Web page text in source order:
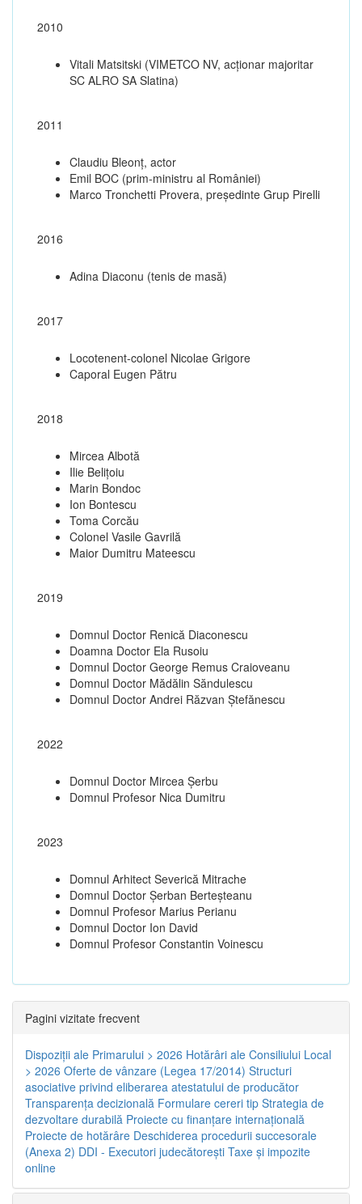
2010
Vitali Matsitski (VIMETCO NV, acționar majoritar
SC ALRO SA Slatina)
2011
Claudiu Bleonț, actor
Emil BOC (prim-ministru al României)
Marco Tronchetti Provera, președinte Grup Pirelli
2016
Adina Diaconu (tenis de masă)
2017
Locotenent-colonel Nicolae Grigore
Caporal Eugen Pătru
2018
Mircea Albotă
Ilie Belițoiu
Marin Bondoc
Ion Bontescu
Toma Corcău
Colonel Vasile Gavrilă
Maior Dumitru Mateescu
2019
Domnul Doctor Renică Diaconescu
Doamna Doctor Ela Rusoiu
Domnul Doctor George Remus Craioveanu
Domnul Doctor Mădălin Săndulescu
Domnul Doctor Andrei Răzvan Ștefănescu
2022
Domnul Doctor Mircea Șerbu
Domnul Profesor Nica Dumitru
2023
Domnul Arhitect Severică Mitrache
Domnul Doctor Șerban Berteșteanu
Domnul Profesor Marius Perianu
Domnul Doctor Ion David
Domnul Profesor Constantin Voinescu
Pagini vizitate frecvent
Dispoziţii ale Primarului > 2026 Hotărâri ale Consiliului Local
> 2026 Oferte de vânzare (Legea 17/2014) Structuri
asociative privind eliberarea atestatului de producător
Transparenţa decizională Formulare cereri tip Strategia de
dezvoltare durabilă Proiecte cu finanţare internaţională
Proiecte de hotărâre Deschiderea procedurii succesorale
(Anexa 2) DDI - Executori judecătorești Taxe şi impozite
online